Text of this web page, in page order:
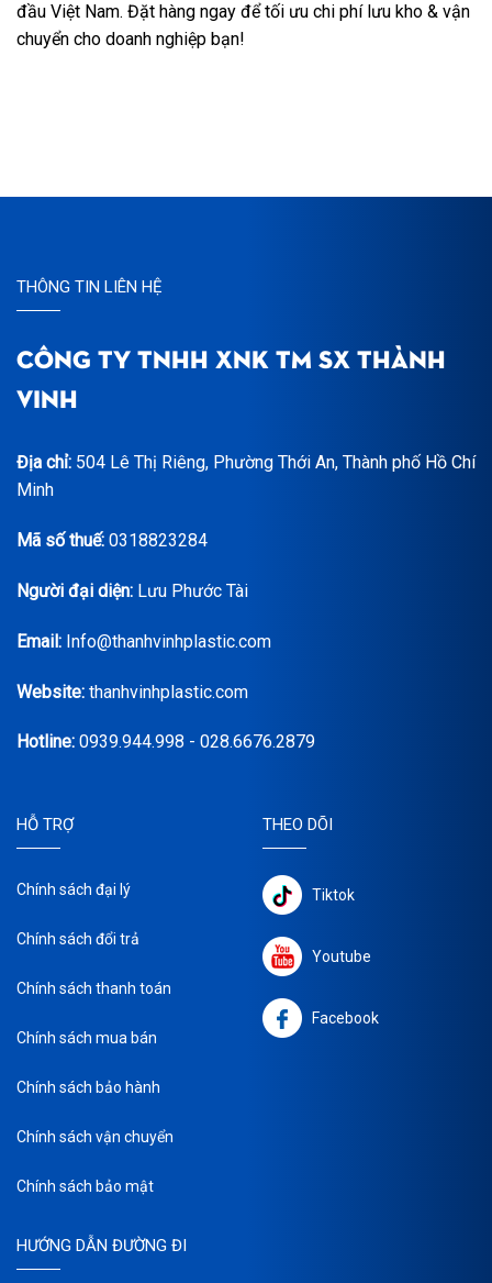
đầu Việt Nam. Đặt hàng ngay để tối ưu chi phí lưu kho & vận
chuyển cho doanh nghiệp bạn!
THÔNG TIN LIÊN HỆ
CÔNG TY TNHH XNK TM SX THÀNH
VINH
Địa chỉ: 504 Lê Thị Riêng, Phường Thới An, Thành phố Hồ Chí
Minh
Mã số thuế: 0318823284
Người đại diện: Lưu Phước Tài
Email: Info@thanhvinhplastic.com
Website: thanhvinhplastic.com
Hotline: 0939.944.998 - 028.6676.2879
HỖ TRỢ
Chính sách đại lý
Chính sách đổi trả
Chính sách thanh toán
Chính sách mua bán
Chính sách bảo hành
Chính sách vận chuyển
Chính sách bảo mật
THEO DÕI
Tiktok
Youtube
Facebook
HƯỚNG DẪN ĐƯỜNG ĐI